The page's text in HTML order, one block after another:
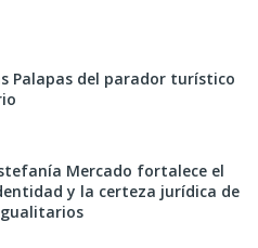
Palapas del parador turístico
Mercado fortalece el
y la certeza jurídica de